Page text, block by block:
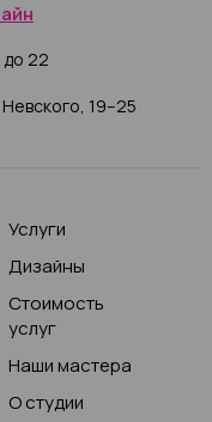
19–25
до 22
Услуги
Дизайны
Стоимость
услуг
Наши мастера
О студии